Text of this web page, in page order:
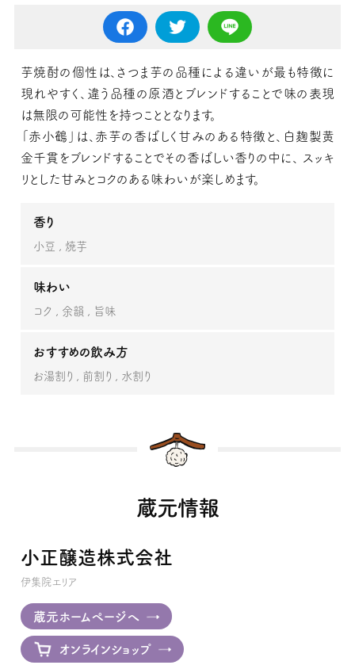
芋焼酎の個性は、さつま芋の品種による違いが最も特徴に
現れやすく、違う品種の原酒とブレンドすることで味の表現
は無限の可能性を持つこととなります。
「赤小鶴」は、赤芋の香ばしく甘みのある特徴と、白麹製黄
金千貫をブレンドすることでその香ばしい香りの中に、 スッキ
リとした甘みとコクのある味わいが楽しめます。
香り
小豆 焼芋
味わい
コク 余韻 旨味
おすすめの飲み方
お湯割り 前割り 水割り
蔵元情報
小正醸造株式会社
伊集院エリア
蔵元ホームページへ
オンラインショップ